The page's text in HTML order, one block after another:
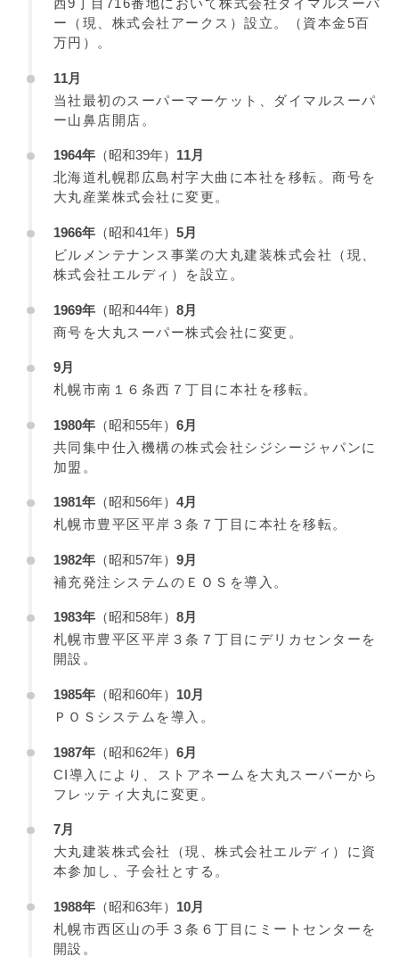
西9丁目716番地において株式会社ダイマルスーパ
ー（現、株式会社アークス）設立。（資本金5百
万円）。
11月
当社最初のスーパーマーケット、ダイマルスーパ
ー山鼻店開店。
1964年（昭和39年） 11月
北海道札幌郡広島村字大曲に本社を移転。商号を
大丸産業株式会社に変更。
1966年（昭和41年） 5月
ビルメンテナンス事業の大丸建装株式会社（現、
株式会社エルディ）を設立。
1969年（昭和44年） 8月
商号を大丸スーパー株式会社に変更。
9月
札幌市南１６条西７丁目に本社を移転。
1980年（昭和55年） 6月
共同集中仕入機構の株式会社シジシージャパンに
加盟。
1981年（昭和56年） 4月
札幌市豊平区平岸３条７丁目に本社を移転。
1982年（昭和57年） 9月
補充発注システムのＥＯＳを導入。
1983年（昭和58年） 8月
札幌市豊平区平岸３条７丁目にデリカセンターを
開設。
1985年（昭和60年） 10月
ＰＯＳシステムを導入。
1987年（昭和62年） 6月
CI導入により、ストアネームを大丸スーパーから
フレッティ大丸に変更。
7月
大丸建装株式会社（現、株式会社エルディ）に資
本参加し、子会社とする。
1988年（昭和63年） 10月
札幌市西区山の手３条６丁目にミートセンターを
開設。